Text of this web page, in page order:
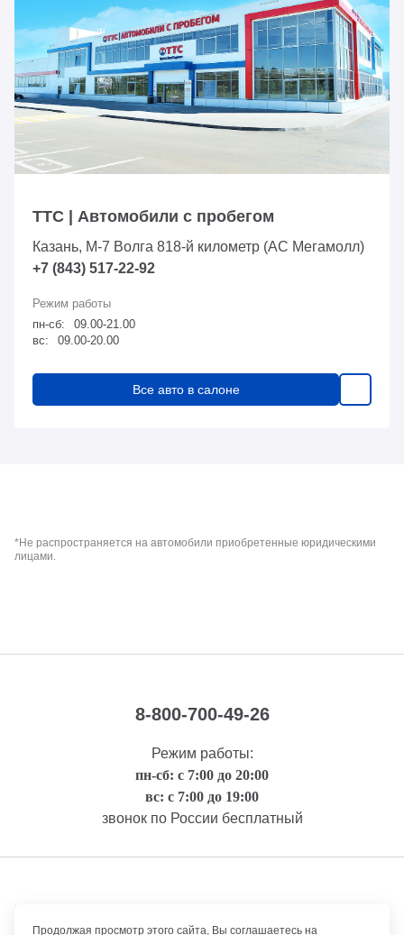
ТТС | Автомобили с пробегом
Казань, М-7 Волга 818-й километр (АС Мегамолл)
+7 (843) 517-22-92
пн-сб:
09.00-21.00
вс:
09.00-20.00
Все авто в салоне
*Не распространяется на автомобили приобретенные юридическими
лицами.
8-800-700-49-26
Режим работы:
пн-сб: с 7:00 до 20:00
вс: с 7:00 до 19:00
звонок по России бесплатный
Правовая информация
Продолжая просмотр этого сайта, Вы соглашаетесь на